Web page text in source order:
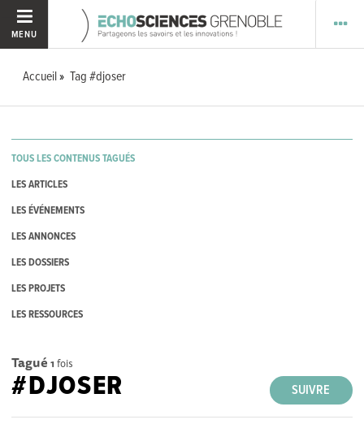
MENU
Accueil Tag #djoser
TOUS LES CONTENUS TAGUÉS
LES ARTICLES
LES ÉVÉNEMENTS
LES ANNONCES
LES DOSSIERS
LES PROJETS
LES RESSOURCES
Tagué 1 fois
SUIVRE
#DJOSER